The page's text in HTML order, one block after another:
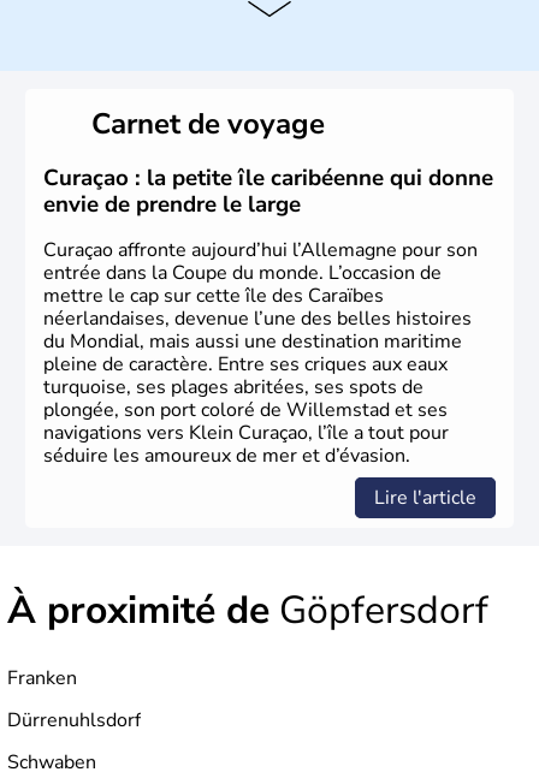
lesquelles bénéficient d'une grande autonomie. Le pays
peut se targuer de grands noms qu'il a vu naître dans tous
les domaines, des arts à la politique en passant par la
philosophie. Hertz, Gutenberg, Heidegger, Thomas Mann,
Herman Hesse ou bien Hegel en font partie.
Carnet de voyage
Curaçao : la petite île caribéenne qui donne
envie de prendre le large
Curaçao affronte aujourd’hui l’Allemagne pour son
entrée dans la Coupe du monde. L’occasion de
mettre le cap sur cette île des Caraïbes
néerlandaises, devenue l’une des belles histoires
du Mondial, mais aussi une destination maritime
pleine de caractère. Entre ses criques aux eaux
turquoise, ses plages abritées, ses spots de
plongée, son port coloré de Willemstad et ses
navigations vers Klein Curaçao, l’île a tout pour
séduire les amoureux de mer et d’évasion.
Lire l'article
À proximité de Göpfersdorf
Franken
Dürrenuhlsdorf
Schwaben